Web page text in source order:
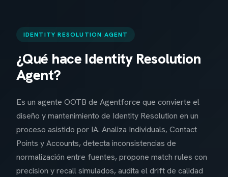
IDENTITY RESOLUTION AGENT
¿Qué hace Identity Resolution
Agent?
Es un agente OOTB de Agentforce que convierte el
diseño y mantenimiento de Identity Resolution en un
proceso asistido por IA. Analiza Individuals, Contact
Points y Accounts, detecta inconsistencias de
normalización entre fuentes, propone match rules con
precision y recall simulados, audita el drift de calidad